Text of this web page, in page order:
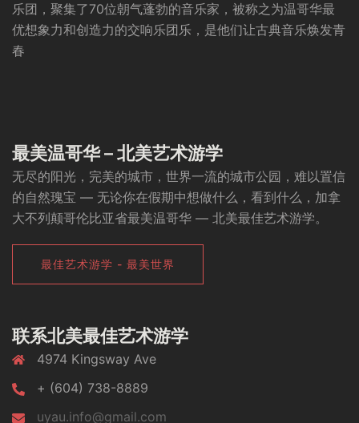
乐团，聚集了70位朝气蓬勃的音乐家，被称之为温哥华最
优想象力和创造力的交响乐团乐，是他们让古典音乐焕发青
春
最美温哥华 – 北美艺术游学
无尽的阳光，完美的城市，世界一流的城市公园，难以置信
的自然瑰宝 — 无论你在假期中想做什么，看到什么，加拿
大不列颠哥伦比亚省最美温哥华 — 北美最佳艺术游学。
最佳艺术游学 - 最美世界
联系北美最佳艺术游学
4974 Kingsway Ave
+ (604) 738-8889
uyau.info@gmail.com